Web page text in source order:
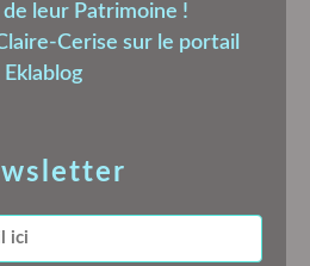
leur Patrimoine !
Cerise sur le portail
Eklablog